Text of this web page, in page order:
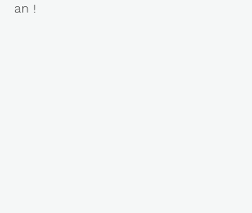
an !